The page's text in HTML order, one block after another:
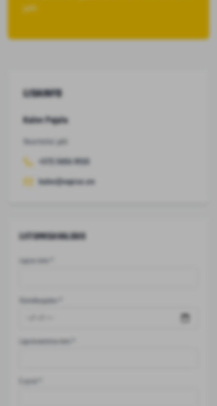
juht.
LISAINFO
Kalev Pajula
Noortetöö juht
+372 5656 0920
kalev@vaprus.ee
LIITUMISAVALDUS
Lapse nimi
Sünnikuupäev
Lapsevanema nimi